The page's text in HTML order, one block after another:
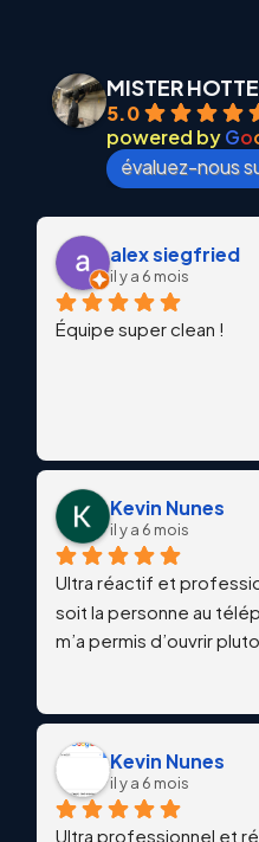
MISTER HOTTE
5.0
powered byGo
évaluez-nous
alex siegfried
il y a 6 mois
Équipe super clean !
Kevin Nunes
il y a 6 mois
Ultra réactif et
soit la personne au
m’a permis d’ouvrir
Kevin Nunes
il y a 6 mois
Ultra professionnel et